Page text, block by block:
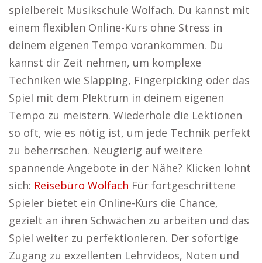
spielbereit Musikschule Wolfach. Du kannst mit
einem flexiblen Online-Kurs ohne Stress in
deinem eigenen Tempo vorankommen. Du
kannst dir Zeit nehmen, um komplexe
Techniken wie Slapping, Fingerpicking oder das
Spiel mit dem Plektrum in deinem eigenen
Tempo zu meistern. Wiederhole die Lektionen
so oft, wie es nötig ist, um jede Technik perfekt
zu beherrschen. Neugierig auf weitere
spannende Angebote in der Nähe? Klicken lohnt
sich: Reisebüro Wolfach Für fortgeschrittene
Spieler bietet ein Online-Kurs die Chance,
gezielt an ihren Schwächen zu arbeiten und das
Spiel weiter zu perfektionieren. Der sofortige
Zugang zu exzellenten Lehrvideos, Noten und